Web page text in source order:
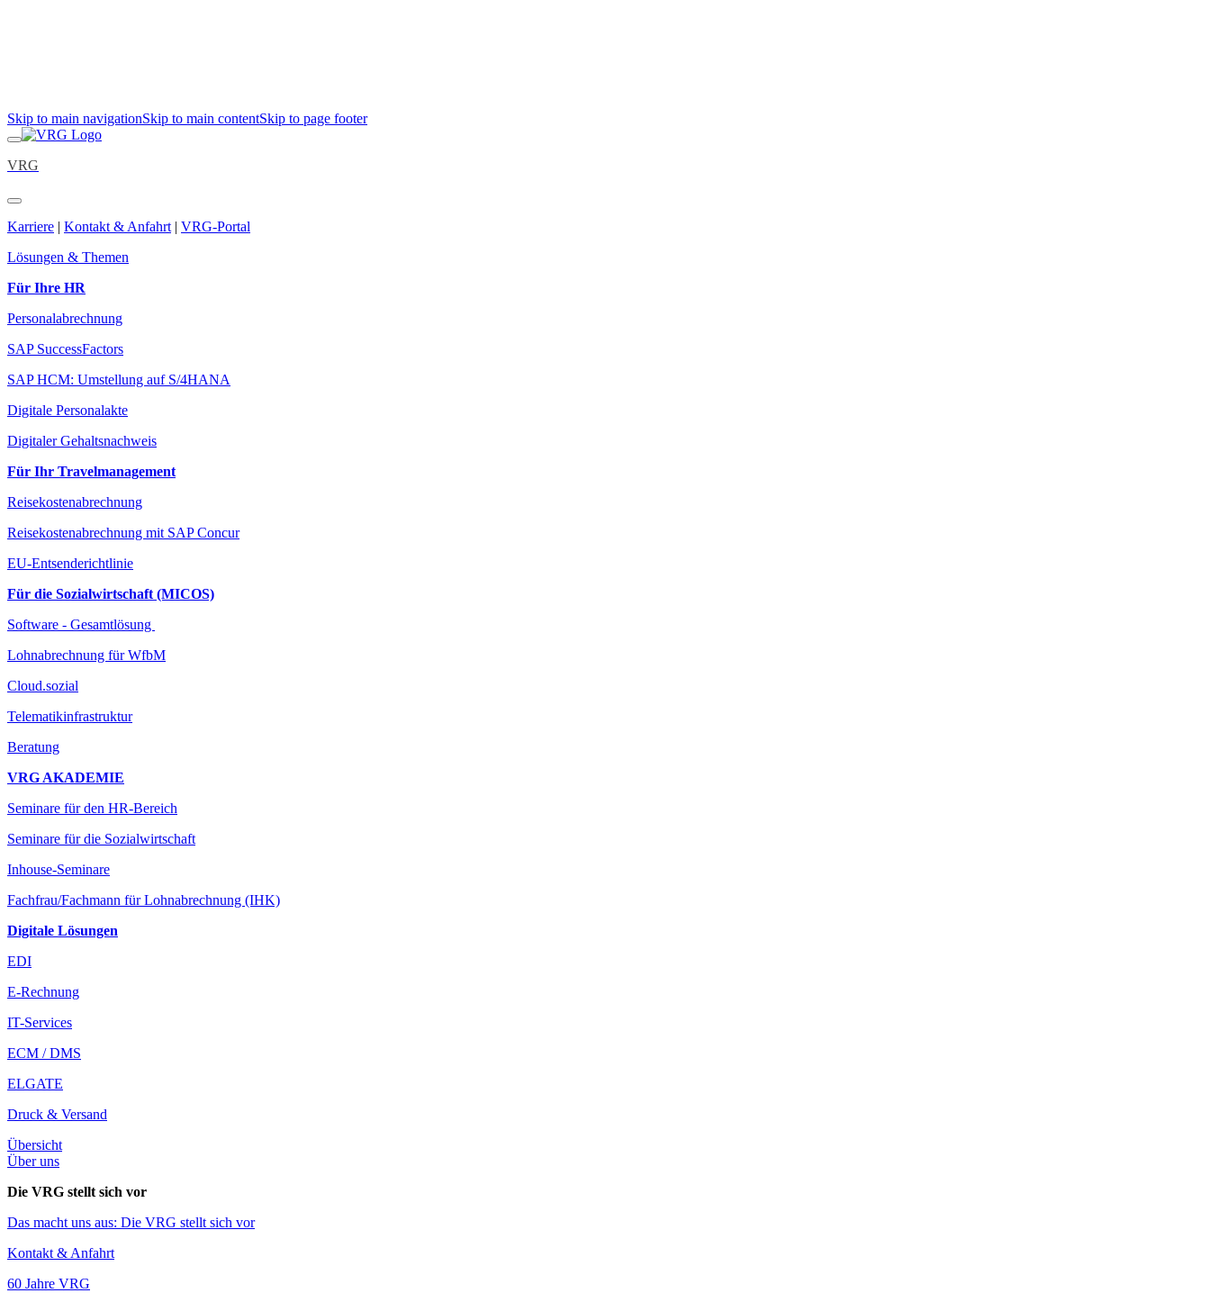
Skip to main navigationSkip to main contentSkip to page footer
VRG
Karriere | Kontakt & Anfahrt | VRG-Portal
Lösungen & Themen
Für Ihre HR
Personalabrechnung
SAP SuccessFactors
SAP HCM: Umstellung auf S/4HANA
Digitale Personalakte
Digitaler Gehaltsnachweis
Für Ihr Travelmanagement
Reisekostenabrechnung
Reisekostenabrechnung mit SAP Concur
EU-Entsenderichtlinie
Für die Sozialwirtschaft (MICOS)
Software - Gesamtlösung
Lohnabrechnung für WfbM
Cloud.sozial
Telematikinfrastruktur
Beratung
VRG AKADEMIE
Seminare für den HR-Bereich
Seminare für die Sozialwirtschaft
Inhouse-Seminare
Fachfrau/Fachmann für Lohnabrechnung (IHK)
Digitale Lösungen
EDI
E-Rechnung
IT-Services
ECM / DMS
ELGATE
Druck & Versand
Übersicht
Über uns
Die VRG stellt sich vor
Das macht uns aus: Die VRG stellt sich vor
Kontakt & Anfahrt
60 Jahre VRG